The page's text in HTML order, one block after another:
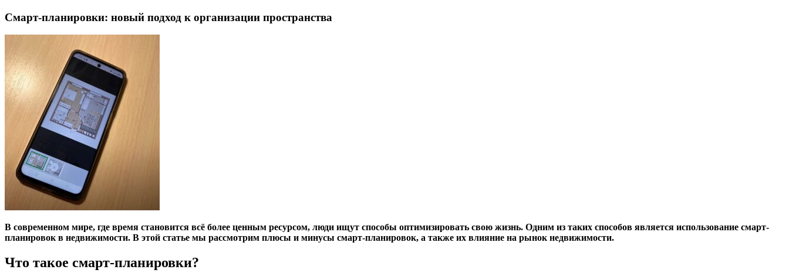
Смарт-планировки: новый подход к организации пространства
В современном мире, где время становится всё более ценным ресурсом, люди ищут способы оптимизировать свою жизнь. Одним из таких способов является использование смарт-
планировок в недвижимости. В этой статье мы рассмотрим плюсы и минусы смарт-планировок, а также их влияние на рынок недвижимости.
Что такое смарт-планировки?